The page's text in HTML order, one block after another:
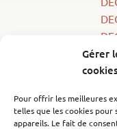
Gérer
Pour offrir les meilleures
telles que les cookies
appareils. Le fait de